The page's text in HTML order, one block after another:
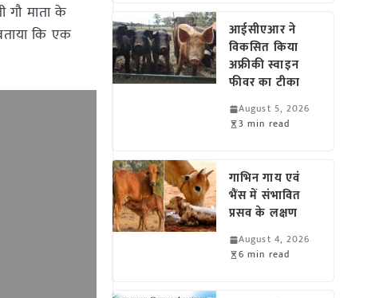
माता के
कि एक
आईसीएआर ने
विकसित किया
अफ्रीकी स्वाइन
फीवर का टीका
August 5, 2026
3 min read
गाभिन गाय एवं
भैंस में संभावित
प्रसव के लक्षण
August 4, 2026
6 min read